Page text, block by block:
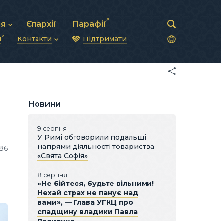
рада
та комунікації
Єпархії Парафії
Контакти
Синоди Єпископів
Патріарша курія
Підтримати
Новини
9 серпня
У Римі обговорили подальші
напрями діяльності товариства
«Свята Софія»
8 серпня
«Не бійтеся, будьте вільними!
Нехай страх не панує над
вами», — Глава УГКЦ про
спадщину владики Павла